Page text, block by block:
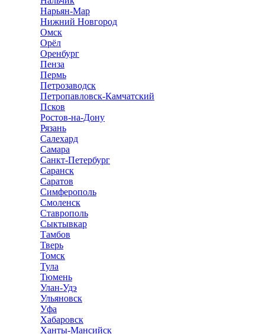
Нарьян-Мар
Нижний Новгород
Омск
Орёл
Оренбург
Пенза
Пермь
Петрозаводск
Петропавловск-Камчатский
Псков
Ростов-на-Дону
Рязань
Салехард
Самара
Санкт-Петербург
Саранск
Саратов
Симферополь
Смоленск
Ставрополь
Сыктывкар
Тамбов
Тверь
Томск
Тула
Тюмень
Улан-Удэ
Ульяновск
Уфа
Хабаровск
Ханты-Мансийск